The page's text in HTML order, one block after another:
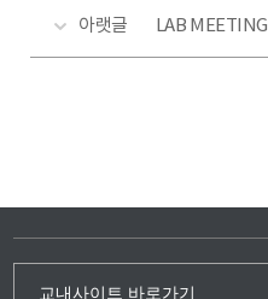
아랫글 LAB MEETING
교내사이트 바로가기